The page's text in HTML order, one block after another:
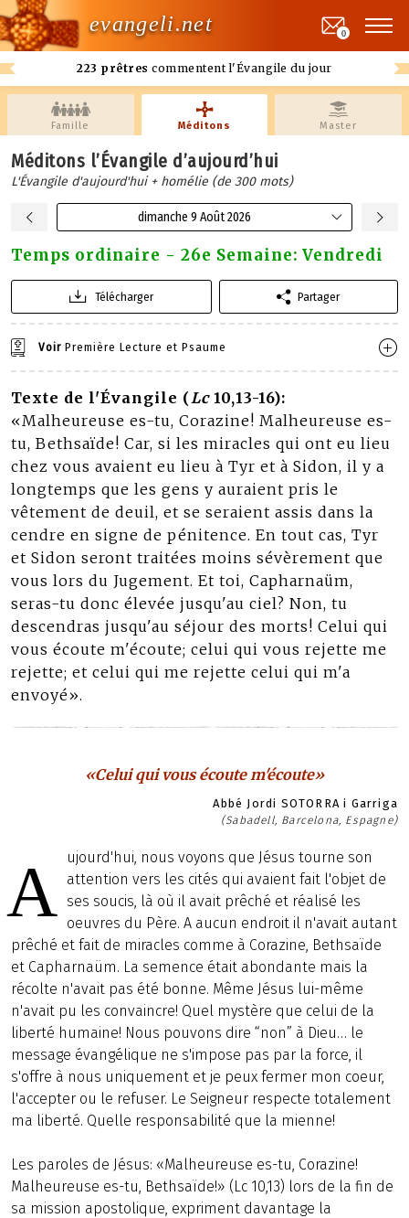
evangeli.net
223 prêtres commentent l'Évangile du jour
0
Famille Méditons Master
Méditons l’Évangile d’aujourd’hui
L'Évangile d'aujourd'hui + homélie (de 300 mots)
dimanche 9 Août 2026
Temps ordinaire - 26e Semaine: Vendredi
Télécharger Partager
Voir Première Lecture et Psaume
Texte de l'Évangile (Lc10,13-16):
«Malheureuse es-tu, Corazine! Malheureuse es-
tu, Bethsaïde! Car, si les miracles qui ont eu lieu
chez vous avaient eu lieu à Tyr et à Sidon, il y a
longtemps que les gens y auraient pris le
vêtement de deuil, et se seraient assis dans la
cendre en signe de pénitence. En tout cas, Tyr
et Sidon seront traitées moins sévèrement que
vous lors du Jugement. Et toi, Capharnaüm,
seras-tu donc élevée jusqu'au ciel? Non, tu
descendras jusqu'au séjour des morts! Celui qui
vous écoute m'écoute; celui qui vous rejette me
rejette; et celui qui me rejette celui qui m'a
envoyé».
«Celui qui vous écoute m'écoute»
Abbé Jordi SOTORRA i Garriga
(Sabadell, Barcelona, Espagne)
A
ujourd'hui, nous voyons que Jésus tourne son
attention vers les cités qui avaient fait l'objet de
ses soucis, là où il avait prêché et réalisé les
oeuvres du Père. A aucun endroit il n'avait autant
prêché et fait de miracles comme à Corazine, Bethsaïde
et Capharnaüm. La semence était abondante mais la
récolte n'avait pas été bonne. Même Jésus lui-même
n'avait pu les convaincre! Quel mystère que celui de la
liberté humaine! Nous pouvons dire “non” à Dieu… le
message évangélique ne s'impose pas par la force, il
s'offre à nous uniquement et je peux fermer mon coeur,
l'accepter ou le refuser. Le Seigneur respecte totalement
ma liberté. Quelle responsabilité que la mienne!
Les paroles de Jésus: «Malheureuse es-tu, Corazine!
Malheureuse es-tu, Bethsaïde!» (Lc 10,13) lors de la fin de
sa mission apostolique, expriment davantage la